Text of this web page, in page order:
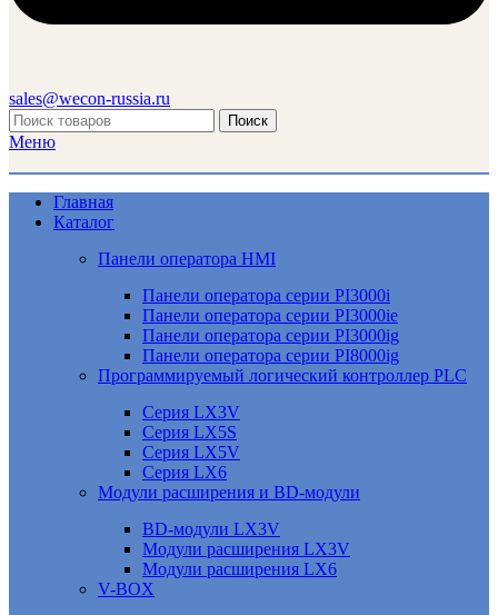
sales@wecon-russia.ru
Поиск
Меню
Главная
Каталог
Панели оператора HMI
Панели оператора серии PI3000i
Панели оператора серии PI3000ie
Панели оператора серии PI3000ig
Панели оператора серии PI8000ig
Программируемый логический контроллер PLC
Серия LX3V
Серия LX5S
Серия LX5V
Серия LX6
Модули расширения и BD-модули
BD-модули LX3V
Модули расширения LX3V
Модули расширения LX6
V-BOX